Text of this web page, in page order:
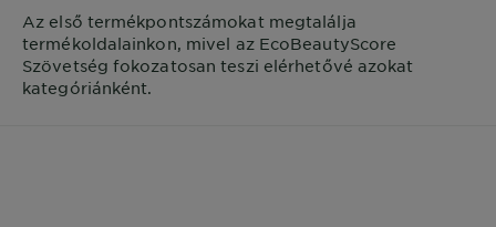
Az első termékpontszámokat megtalálja
termékoldalainkon, mivel az EcoBeautyScore
Szövetség fokozatosan teszi elérhetővé azokat
kategóriánként.